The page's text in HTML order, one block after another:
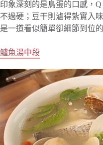
印象深刻的是鳥蛋的口感，
不過硬；豆干則滷得紮實入
是一道看似簡單卻細節到位
鱸魚湯中段